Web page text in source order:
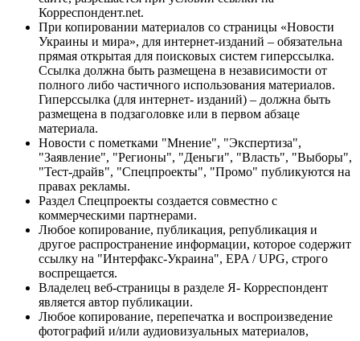
Корреспондент.net.
При копировании материалов со страницы «Новости
Украины и мира», для интернет-изданий – обязательна
прямая открытая для поисковых систем гиперссылка.
Ссылка должна быть размещена в независимости от
полного либо частичного использования материалов.
Гиперссылка (для интернет- изданий) – должна быть
размещена в подзаголовке или в первом абзаце
материала.
Новости с пометками "Мнение", "Экспертиза",
"Заявление", "Регионы", "Деньги", "Власть", "Выборы",
"Тест-драйв", "Спецпроекты", "Промо" публикуются на
правах рекламы.
Раздел Спецпроекты создается совместно с
коммерческими партнерами.
Любое копирование, публикация, републикация и
другое распространение информации, которое содержит
ссылку на "Интерфакс-Украина", EPA / UPG, строго
воспрещается.
Владелец веб-страницы в разделе Я- Корреспондент
является автор публикации.
Любое копирование, перепечатка и воспроизведение
фотографий и/или аудиовизуальных материалов,